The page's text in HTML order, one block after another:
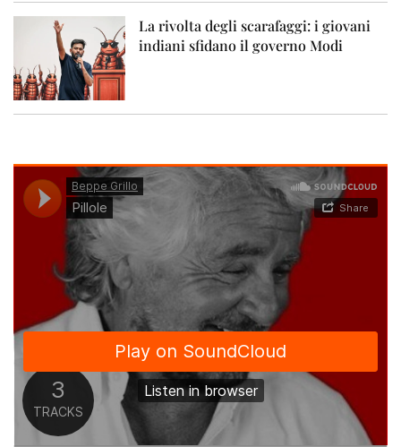
La rivolta degli scarafaggi: i giovani
indiani sfidano il governo Modi